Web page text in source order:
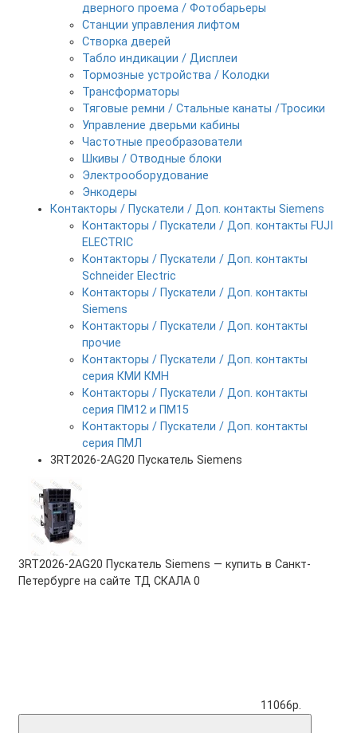
дверного проема / Фотобарьеры
Станции управления лифтом
Створка дверей
Табло индикации / Дисплеи
Тормозные устройства / Колодки
Трансформаторы
Тяговые ремни / Стальные канаты /Тросики
Управление дверьми кабины
Частотные преобразователи
Шкивы / Отводные блоки
Электрооборудование
Энкодеры
Контакторы / Пускатели / Доп. контакты Siemens
Контакторы / Пускатели / Доп. контакты FUJI
ELECTRIC
Контакторы / Пускатели / Доп. контакты
Schneider Electric
Контакторы / Пускатели / Доп. контакты
Siemens
Контакторы / Пускатели / Доп. контакты
прочие
Контакторы / Пускатели / Доп. контакты
серия КМИ КМН
Контакторы / Пускатели / Доп. контакты
серия ПМ12 и ПМ15
Контакторы / Пускатели / Доп. контакты
серия ПМЛ
3RT2026-2AG20 Пускатель Siemens
3RT2026-2AG20 Пускатель Siemens — купить в Санкт-
Петербурге на сайте ТД СКАЛА 0
11066р.